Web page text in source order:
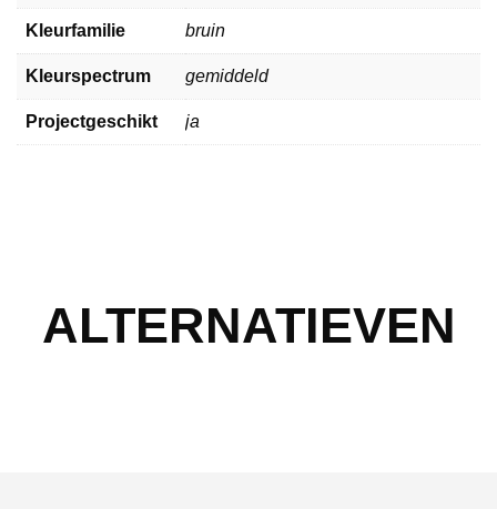
Kleurfamilie bruin
Kleurspectrum gemiddeld
Projectgeschikt ja
ALTERNATIEVEN